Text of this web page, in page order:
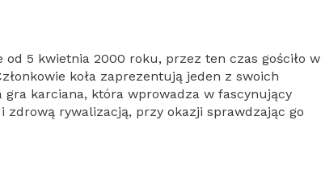
od 5 kwietnia 2000 roku, przez ten czas gościło w
koła zaprezentują jeden z swoich
gra karciana, która wprowadza w fascynujący
zdrową rywalizacją, przy okazji sprawdzając go